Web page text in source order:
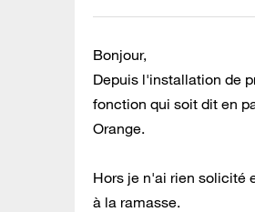
Bonjour,
Depuis l'installation de
fonction qui soit dit en
Orange.
Hors je n'ai rien solicité
à la ramasse.